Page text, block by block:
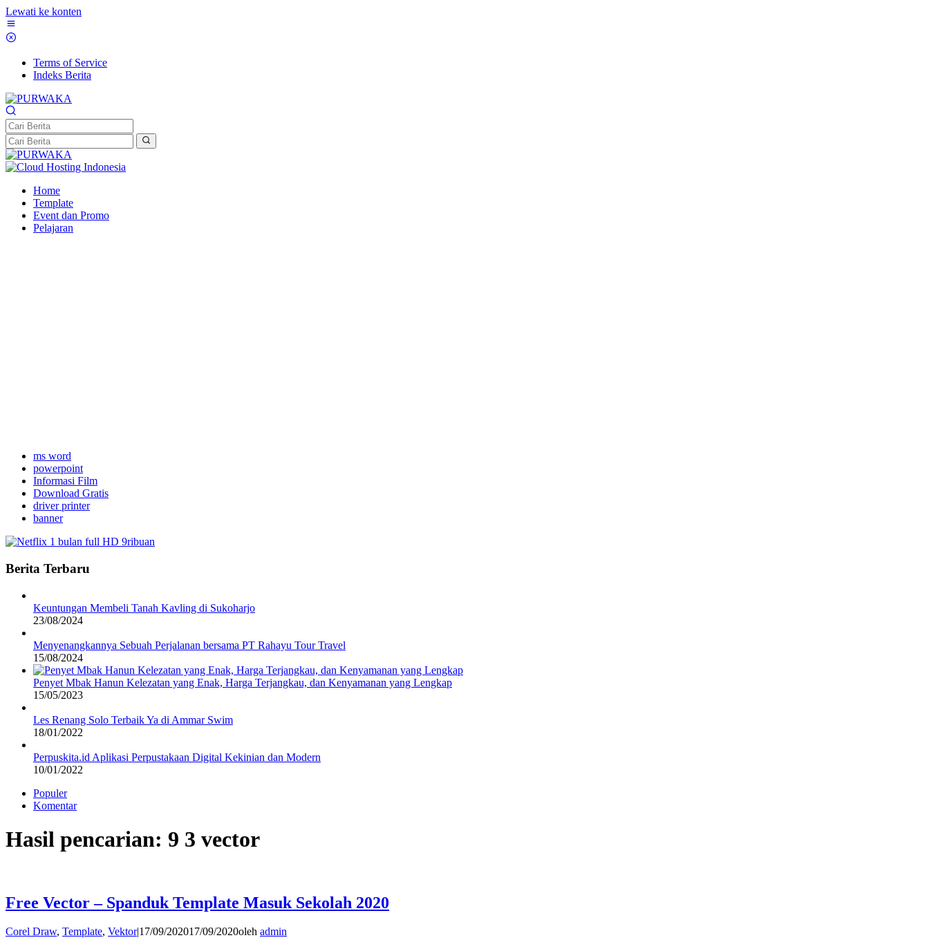
Lewati ke konten
Terms of Service
Indeks Berita
Home
Template
Event dan Promo
Pelajaran
ms word
powerpoint
Informasi Film
Download Gratis
driver printer
banner
Berita Terbaru
Keuntungan Membeli Tanah Kavling di Sukoharjo
23/08/2024
Menyenangkannya Sebuah Perjalanan bersama PT Rahayu Tour Travel
15/08/2024
Penyet Mbak Hanun Kelezatan yang Enak, Harga Terjangkau, dan Kenyamanan yang Lengkap
15/05/2023
Les Renang Solo Terbaik Ya di Ammar Swim
18/01/2022
Perpuskita.id Aplikasi Perpustakaan Digital Kekinian dan Modern
10/01/2022
Populer
Komentar
Hasil pencarian: 9 3 vector
Free Vector – Spanduk Template Masuk Sekolah 2020
Corel Draw, Template, Vektor|17/09/202017/09/2020oleh admin